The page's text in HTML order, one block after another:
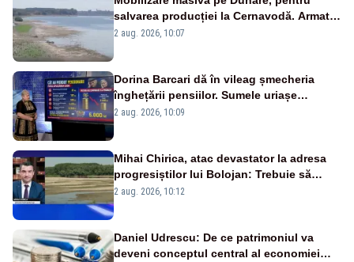
salvarea producției la Cernavodă. Armata
va detona o stâncă și va devia apa
2 aug. 2026, 10:07
Dorina Barcari dă în vileag șmecheria
înghețării pensiilor. Sumele uriașe
pierdute de fiecare român
2 aug. 2026, 10:09
Mihai Chirica, atac devastator la adresa
progresiștilor lui Bolojan: Trebuie să
protejăm și natura, dar nu șținem omaneii
2 aug. 2026, 10:12
Daniel Udrescu: De ce patrimoniul va
deveni conceptul central al economiei